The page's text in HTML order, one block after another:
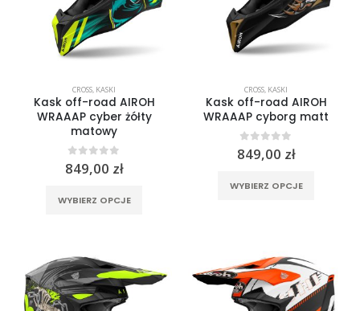
na
na
produktu
CROSS, KASKI
Kask off-road AIROH
WRAAAP cyber żółty
matowy
0 out of 5
849,00 zł
WYBIERZ OPCJE
Opcje
CROSS, KASKI
Kask off-road AIROH
WRAAAP cyborg matt
0 out of 5
849,00 zł
WYBIERZ OPCJE
Opcje
można
wybrać